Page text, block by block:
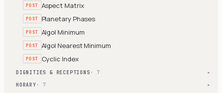
POST Aspect Matrix
POST Planetary Phases
POST Algol Minimum
POST Algol Nearest Minimum
POST Cyclic Index
DIGNITIES & RECEPTIONS · 7 ▾
HORARY · 7 ▾